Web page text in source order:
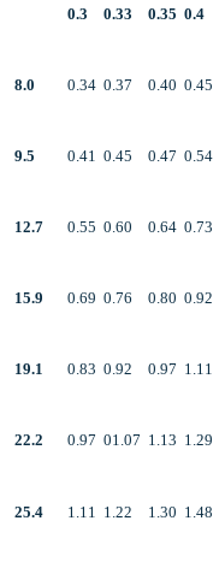
0.3 0.33 0.35 0.4
8.0 0.34 0.37 0.40 0.45
9.5 0.41 0.45 0.47 0.54
12.7 0.55 0.60 0.64 0.73
15.9 0.69 0.76 0.80 0.92
19.1 0.83 0.92 0.97 1.11
22.2 0.97 01.07 1.13 1.29
25.4 1.11 1.22 1.30 1.48